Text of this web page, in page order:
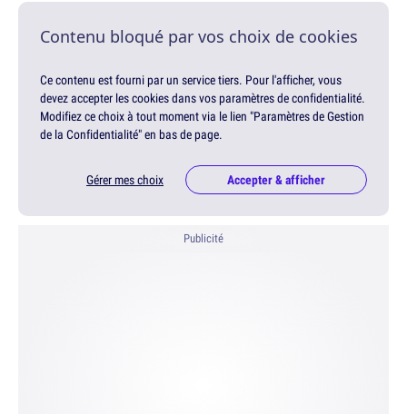
Contenu bloqué par vos choix de cookies
Ce contenu est fourni par un service tiers. Pour l'afficher, vous
devez accepter les cookies dans vos paramètres de confidentialité.
Modifiez ce choix à tout moment via le lien "Paramètres de Gestion
de la Confidentialité" en bas de page.
Gérer mes choix Accepter & afficher
Publicité